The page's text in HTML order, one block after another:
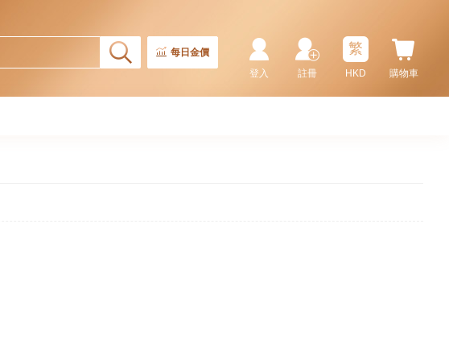
每日金價
購物車
繁
HKD
註冊
登入